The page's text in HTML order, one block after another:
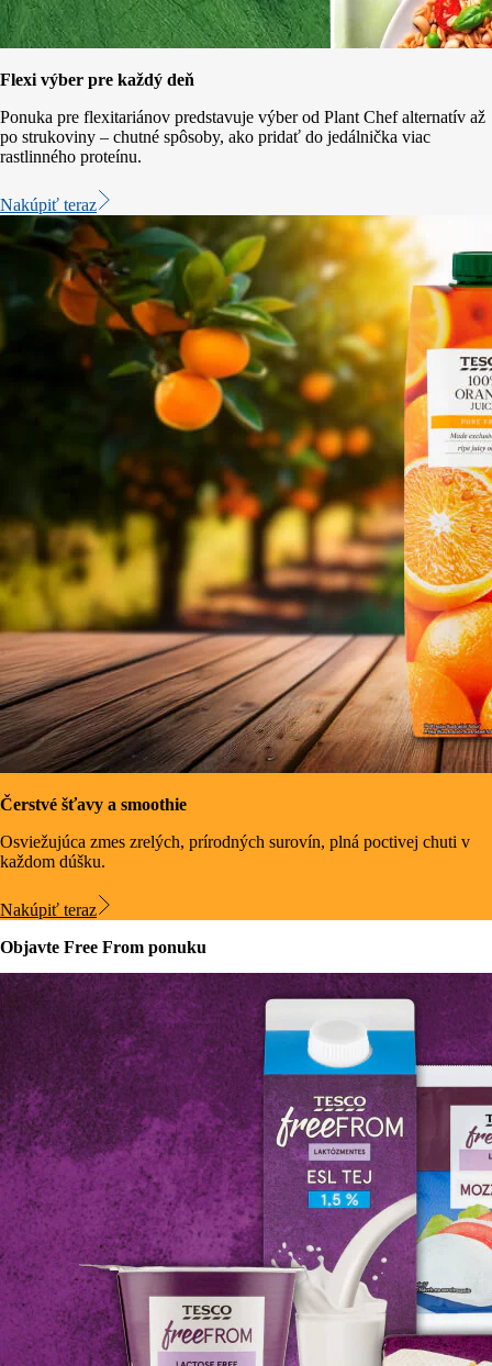
Flexi výber pre každý deň
Ponuka pre flexitariánov predstavuje výber od Plant Chef alternatív až
po strukoviny – chutné spôsoby, ako pridať do jedálnička viac
rastlinného proteínu.
Nakúpiť teraz
Čerstvé šťavy a smoothie
Osviežujúca zmes zrelých, prírodných surovín, plná poctivej chuti v
každom dúšku.
Nakúpiť teraz
Objavte Free From ponuku